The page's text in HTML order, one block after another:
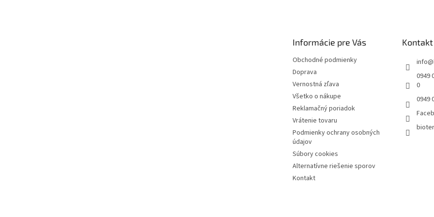
Informácie pre Vás
Obchodné podmienky
Doprava
Vernostná zľava
Všetko o nákupe
Reklamačný poriadok
Vrátenie tovaru
Podmienky ochrany osobných
údajov
Súbory cookies
Alternatívne riešenie sporov
Kontakt
Kontakt
info@
0949
0
0949